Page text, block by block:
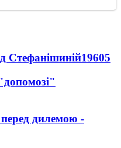
Стефанішиній19605
дилемою -